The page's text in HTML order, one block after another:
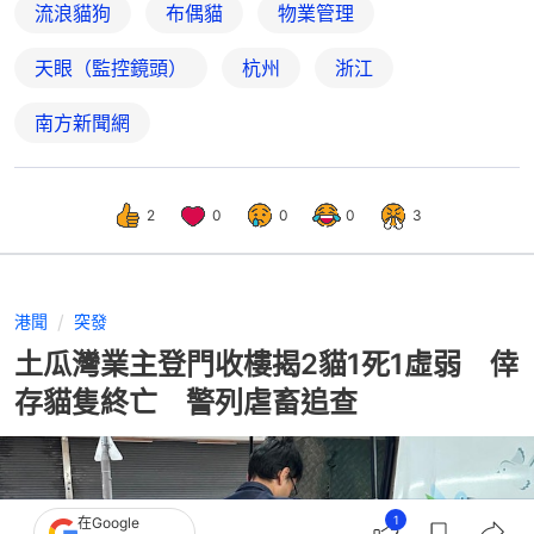
流浪貓狗 布偶貓 物業管理
天眼（監控鏡頭） 杭州 浙江
南方新聞網
2 0 0 0 3
港聞 突發
土瓜灣業主登門收樓揭2貓1死1虛弱 倖
存貓隻終亡 警列虐畜追查
在Google
1